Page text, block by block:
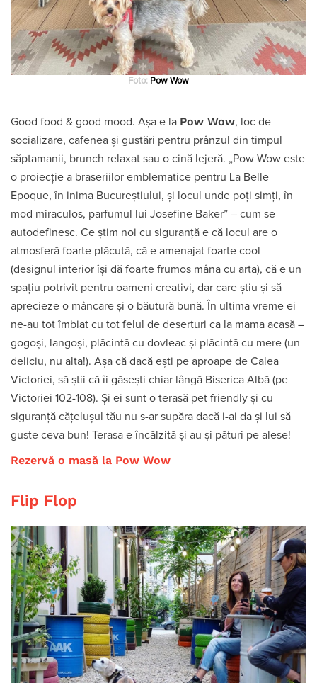
Foto: Pow Wow
Good food & good mood. Așa e la Pow Wow, loc de
socializare, cafenea și gustări pentru prânzul din timpul
săptamanii, brunch relaxat sau o cină lejeră. „Pow Wow este
o proiecție a braseriilor emblematice pentru La Belle
Epoque, în inima Bucureștiului, și locul unde poți simți, în
mod miraculos, parfumul lui Josefine Baker” – cum se
autodefinesc. Ce știm noi cu siguranță e că locul are o
atmosferă foarte plăcută, că e amenajat foarte cool
(designul interior își dă foarte frumos mâna cu arta), că e un
spațiu potrivit pentru oameni creativi, dar care știu și să
aprecieze o mâncare și o băutură bună. În ultima vreme ei
ne-au tot îmbiat cu tot felul de deserturi ca la mama acasă –
gogoși, langoși, plăcintă cu dovleac și plăcintă cu mere (un
deliciu, nu alta!). Așa că dacă ești pe aproape de Calea
Victoriei, să știi că îi găsești chiar lângă Biserica Albă (pe
Victoriei 102-108). Și ei sunt o terasă pet friendly și cu
siguranță cățelușul tău nu s-ar supăra dacă i-ai da și lui să
guste ceva bun! Terasa e încălzită și au și pături pe alese!
Rezervă o masă la Pow Wow
Flip Flop